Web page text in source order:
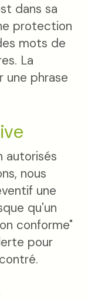
dans sa
protection
mots de
La
une phrase
autorisés
nous
une
qu'un
conforme"
pour